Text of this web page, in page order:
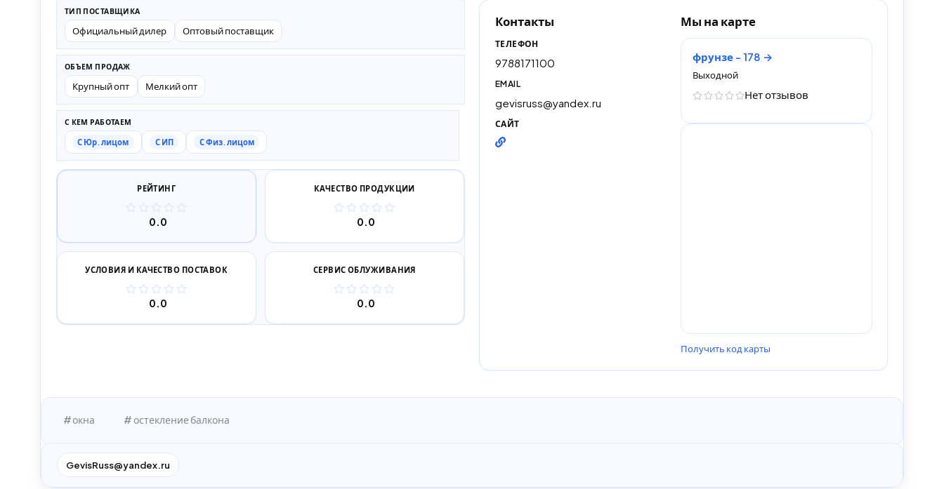
ТИП ПОСТАВЩИКА
Официальный дилер Оптовый поставщик
ОБЪЕМ ПРОДАЖ
Крупный опт Мелкий опт
С КЕМ РАБОТАЕМ
С Юр. лицом С ИП С Физ. лицом
РЕЙТИНГ
0.0
КАЧЕСТВО ПРОДУКЦИИ
0.0
УСЛОВИЯ И КАЧЕСТВО ПОСТАВОК
0.0
СЕРВИС ОБЛУЖИВАНИЯ
0.0
Контакты
ТЕЛЕФОН
9788171100
EMAIL
gevisruss@yandex.ru
САЙТ
Мы на карте
фрунзе - 178
Выходной
Нет отзывов
Получить код карты
окна остекление балкона
GevisRuss@yandex.ru